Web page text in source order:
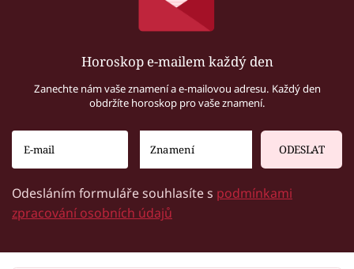
Horoskop e-mailem každý den
Zanechte nám vaše znamení a e-mailovou adresu. Každý den
obdržíte horoskop pro vaše znamení.
ODESLAT
Odesláním formuláře souhlasíte s podmínkami
zpracování osobních údajů